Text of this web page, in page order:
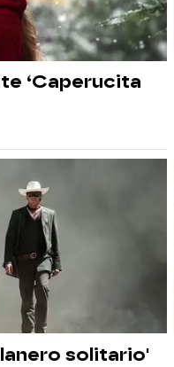
‘Caperucita
solitario'